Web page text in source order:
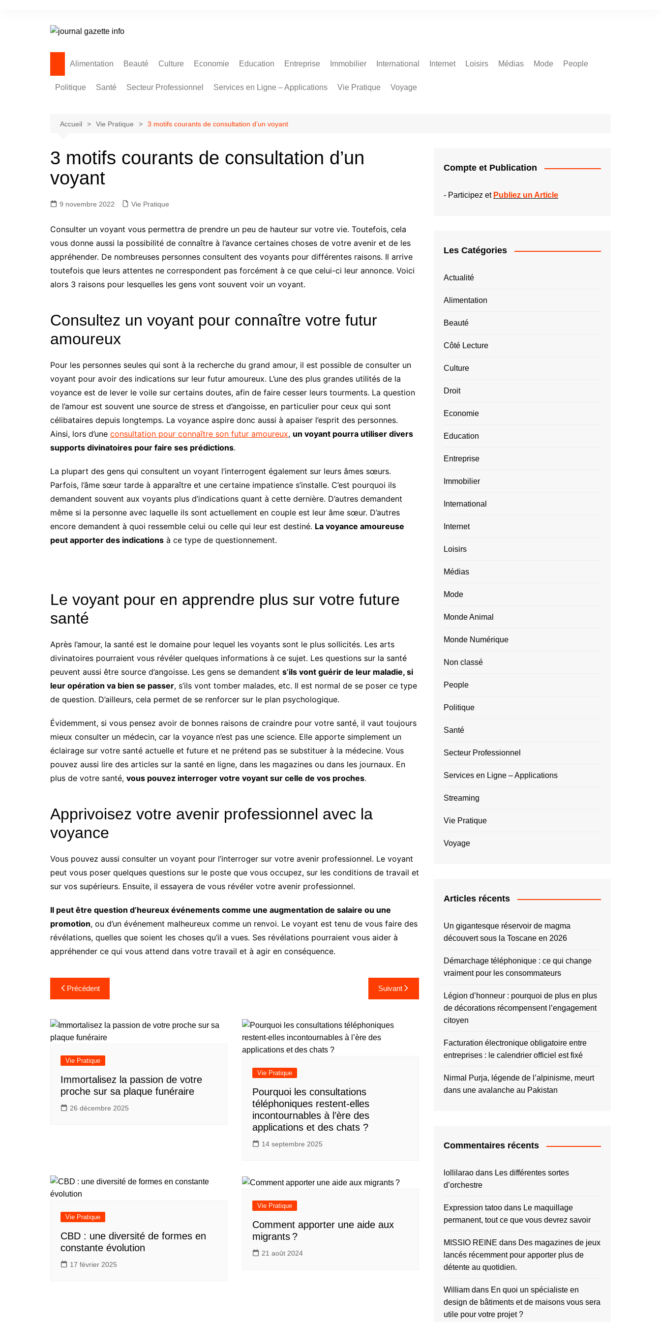
Alimentation Beauté Culture Economie Education Entreprise Immobilier International Internet Loisirs Médias Mode People
Politique Santé Secteur Professionnel Services en Ligne – Applications Vie Pratique Voyage
Accueil Vie Pratique 3 motifs courants de consultation d’un voyant
3 motifs courants de consultation d’un
voyant
9 novembre 2022 Vie Pratique
Consulter un voyant vous permettra de prendre un peu de hauteur sur votre vie. Toutefois, cela
vous donne aussi la possibilité de connaître à l’avance certaines choses de votre avenir et de les
appréhender. De nombreuses personnes consultent des voyants pour différentes raisons. Il arrive
toutefois que leurs attentes ne correspondent pas forcément à ce que celui-ci leur annonce. Voici
alors 3 raisons pour lesquelles les gens vont souvent voir un voyant.
Consultez un voyant pour connaître votre futur
amoureux
Pour les personnes seules qui sont à la recherche du grand amour, il est possible de consulter un
voyant pour avoir des indications sur leur futur amoureux. L’une des plus grandes utilités de la
voyance est de lever le voile sur certains doutes, afin de faire cesser leurs tourments. La question
de l’amour est souvent une source de stress et d’angoisse, en particulier pour ceux qui sont
célibataires depuis longtemps. La voyance aspire donc aussi à apaiser l’esprit des personnes.
Ainsi, lors d’une consultation pour connaître son futur amoureux, un voyant pourra utiliser divers
supports divinatoires pour faire ses prédictions.
La plupart des gens qui consultent un voyant l’interrogent également sur leurs âmes sœurs.
Parfois, l’âme sœur tarde à apparaître et une certaine impatience s’installe. C’est pourquoi ils
demandent souvent aux voyants plus d’indications quant à cette dernière. D’autres demandent
même si la personne avec laquelle ils sont actuellement en couple est leur âme sœur. D’autres
encore demandent à quoi ressemble celui ou celle qui leur est destiné. La voyance amoureuse
peut apporter des indications à ce type de questionnement.
Le voyant pour en apprendre plus sur votre future
santé
Après l’amour, la santé est le domaine pour lequel les voyants sont le plus sollicités. Les arts
divinatoires pourraient vous révéler quelques informations à ce sujet. Les questions sur la santé
peuvent aussi être source d’angoisse. Les gens se demandent s’ils vont guérir de leur maladie, si
leur opération va bien se passer, s’ils vont tomber malades, etc. Il est normal de se poser ce type
de question. D’ailleurs, cela permet de se renforcer sur le plan psychologique.
Évidemment, si vous pensez avoir de bonnes raisons de craindre pour votre santé, il vaut toujours
mieux consulter un médecin, car la voyance n’est pas une science. Elle apporte simplement un
éclairage sur votre santé actuelle et future et ne prétend pas se substituer à la médecine. Vous
pouvez aussi lire des articles sur la santé en ligne, dans les magazines ou dans les journaux. En
plus de votre santé, vous pouvez interroger votre voyant sur celle de vos proches.
Apprivoisez votre avenir professionnel avec la
voyance
Vous pouvez aussi consulter un voyant pour l’interroger sur votre avenir professionnel. Le voyant
peut vous poser quelques questions sur le poste que vous occupez, sur les conditions de travail et
sur vos supérieurs. Ensuite, il essayera de vous révéler votre avenir professionnel.
Il peut être question d’heureux événements comme une augmentation de salaire ou une
promotion, ou d’un événement malheureux comme un renvoi. Le voyant est tenu de vous faire des
révélations, quelles que soient les choses qu’il a vues. Ses révélations pourraient vous aider à
appréhender ce qui vous attend dans votre travail et à agir en conséquence.
Navigation
de
l’article
Précédent Suivant
Vie Pratique
Immortalisez la passion de votre
proche sur sa plaque funéraire
26 décembre 2025
Vie Pratique
Pourquoi les consultations
téléphoniques restent-elles
incontournables à l’ère des
applications et des chats ?
14 septembre 2025
Vie Pratique
CBD : une diversité de formes en
constante évolution
17 février 2025
Vie Pratique
Comment apporter une aide aux
migrants ?
21 août 2024
Compte et Publication
- Participez et Publiez un Article
Les Catégories
Actualité
Alimentation
Beauté
Côté Lecture
Culture
Droit
Economie
Education
Entreprise
Immobilier
International
Internet
Loisirs
Médias
Mode
Monde Animal
Monde Numérique
Non classé
People
Politique
Santé
Secteur Professionnel
Services en Ligne – Applications
Streaming
Vie Pratique
Voyage
Articles récents
Un gigantesque réservoir de magma
découvert sous la Toscane en 2026
Démarchage téléphonique : ce qui change
vraiment pour les consommateurs
Légion d’honneur : pourquoi de plus en plus
de décorations récompensent l’engagement
citoyen
Facturation électronique obligatoire entre
entreprises : le calendrier officiel est fixé
Nirmal Purja, légende de l’alpinisme, meurt
dans une avalanche au Pakistan
Commentaires récents
lollilarao dans Les différentes sortes
d’orchestre
Expression tatoo dans Le maquillage
permanent, tout ce que vous devrez savoir
MISSIO REINE dans Des magazines de jeux
lancés récemment pour apporter plus de
détente au quotidien.
William dans En quoi un spécialiste en
design de bâtiments et de maisons vous sera
utile pour votre projet ?